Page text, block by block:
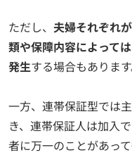
ただし、 夫婦それぞれ
類や保障内容によって
発生する場合もあります
一方、連帯保証型では
き、連帯保証人は加入
者に万一のことがあっ